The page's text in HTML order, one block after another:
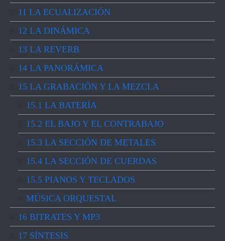
11 LA ECUALIZACIÓN
12 LA DINÁMICA
13 LA REVERB
14 LA PANORÁMICA
15 LA GRABACIÓN Y LA MEZCLA
15.1 LA BATERÍA
15.2 EL BAJO Y EL CONTRABAJO
15.3 LA SECCIÓN DE METALES
15.4 LA SECCIÓN DE CUERDAS
15.5 PIANOS Y TECLADOS
MÚSICA ORQUESTAL
16 BITRATES Y MP3
17 SÍNTESIS